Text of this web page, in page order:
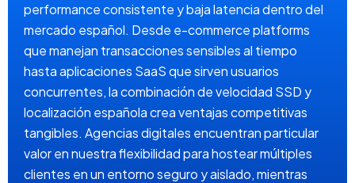
performance consistente y baja latencia dentro del
mercado español. Desde e-commerce platforms
que manejan transacciones sensibles al tiempo
hasta aplicaciones SaaS que sirven usuarios
concurrentes, la combinación de velocidad SSD y
localización española crea ventajas competitivas
tangibles. Agencias digitales encuentran particular
valor en nuestra flexibilidad para hostear múltiples
clientes en un entorno seguro y aislado, mientras